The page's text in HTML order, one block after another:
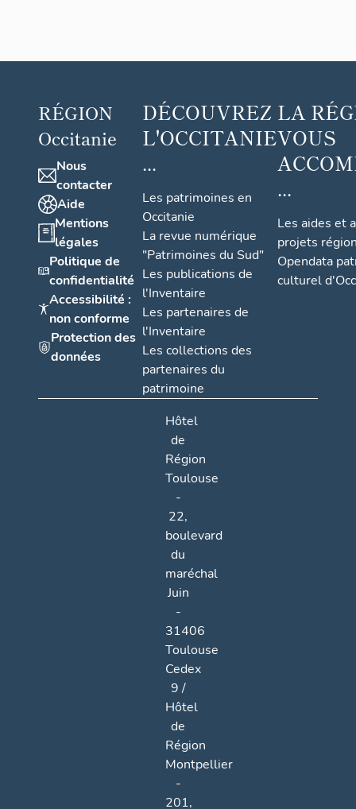
RÉGION
Occitanie
Nous
contacter
Aide
Mentions
légales
Politique de
confidentialité
Accessibilité :
non conforme
Protection des
données
DÉCOUVREZ
L'OCCITANIE
...
Les patrimoines en
Occitanie
La revue numérique
"Patrimoines du Sud"
Les publications de
l'Inventaire
Les partenaires de
l'Inventaire
Les collections des
partenaires du
patrimoine
LA
VOUS
...
Les aides et
projets
Opendata
culturel
Hôtel
de
Région
Toulouse
-
22,
boulevard
du
maréchal
Juin
-
31406
Toulouse
Cedex
9 /
Hôtel
de
Région
Montpellier
-
201,